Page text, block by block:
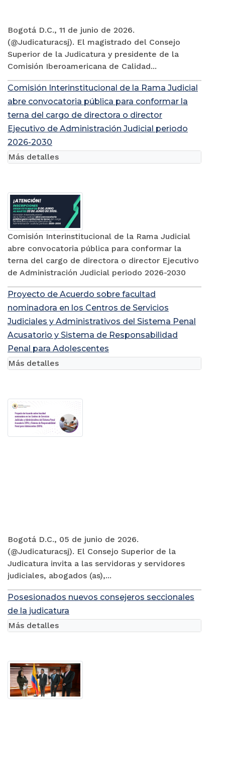
Bogotá D.C., 11 de junio de 2026.
(@Judicaturacsj). El magistrado del Consejo
Superior de la Judicatura y presidente de la
Comisión Iberoamericana de Calidad...
Comisión Interinstitucional de la Rama Judicial
abre convocatoria pública para conformar la
terna del cargo de directora o director
Ejecutivo de Administración Judicial periodo
2026-2030
Comisión Interinstitucional de la Rama Judicial
abre convocatoria pública para conformar la
terna del cargo de directora o director Ejecutivo
de Administración Judicial periodo 2026-2030
Más detalles
Proyecto de Acuerdo sobre facultad
nominadora en los Centros de Servicios
Judiciales y Administrativos del Sistema Penal
Acusatorio y Sistema de Responsabilidad
Penal para Adolescentes
Bogotá D.C., 05 de junio de 2026.
(@Judicaturacsj). El Consejo Superior de la
Judicatura invita a las servidoras y servidores
judiciales, abogados (as),...
Más detalles
Posesionados nuevos consejeros seccionales
de la judicatura
Más detalles